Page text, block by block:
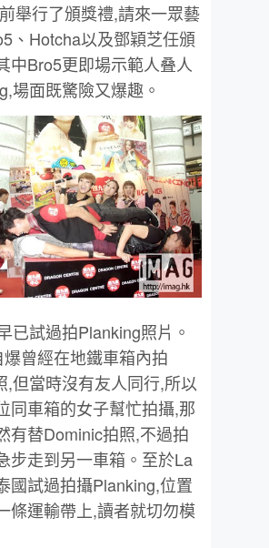
舉行了頒獎禮,請來一眾藝
、Hotcha以及鄧穎芝任頒
中Bro5更即場示範人叠人
場面既驚險又爆趣。
已試過拍Planking照片。
曾經在地鐵車箱內拍
,但當時沒有友人同行,所以
同車箱的女子幫忙拍攝,那
有替Dominic拍照,不過拍
步走到另一車箱。至於La
國試過拍攝Planking,位置
條運輸帶上,讀者就切勿模